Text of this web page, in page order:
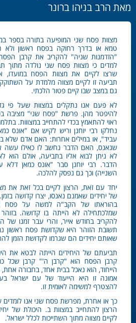
מאת הרב בניהו ברונר
מצוות פסח שני המופיעה בתורה בספר
טמא או בדרך רחוקה בפסח ראשון ולא
"הזדמנות שניה" להקריב את קרבן
למדים כי מצוות פסח שני נולדה מתוך
שרצו לקיים את מצוות הפסח
תביעה זו לקיים מצווה מלמדת על
גם במצב שבו קיים פטור הלכתי.
לא פעם אנו נתקלים במצוות שעל פי
להיפטר מהן. פרשת "פסח שני" מציבה
ראוי להתאמץ בכדי להתחייב במצווות.
נחלקו רבי יוחנן וריש לקיש אם "אונס
עביד", או במילים אחרות: האם אדם שלא
שנאנס, האם הדבר נחשב לו כאילו עשה
לא ניתן לבוא אליו בתביעה, אולם
הדבר. רבי יוחנן סבר "אונס כמאן דלא
השנייה) וכך גם נפסק להלכה.
יחד עם זאת, הרצון לקיים בכל זאת את
של יחידים שאמנם נאנסו, יצרו קדושה
בהוראתו של הקב"ה למשה על פסח
שמלכתחילה לא הייתה בו קדושה.
להקריב בחודש אייר, והרי עבר זמנו של
תשובת הזוהר היא שקדושת פסח ראשון
שאותם יחידים הם שגרמו לקדושת הזמן
תביעתם של היחידים הייתה לבטא את
קרבן הפסח הוא "קרבן ה'" קרבן שכל
הייחוד, הוא נאכל בבית אחד, בחבורה אחת,
אמונה זו היא הייעוד של עם ישראל
להצטרף למשימה לאומית זו.
כך או אחרת, מפרשת פסח שני אנו
הרצון להתחייב במצוות ב. היכולת של
לקיים מצווה מתוך השתייכות לכלל ישראל.